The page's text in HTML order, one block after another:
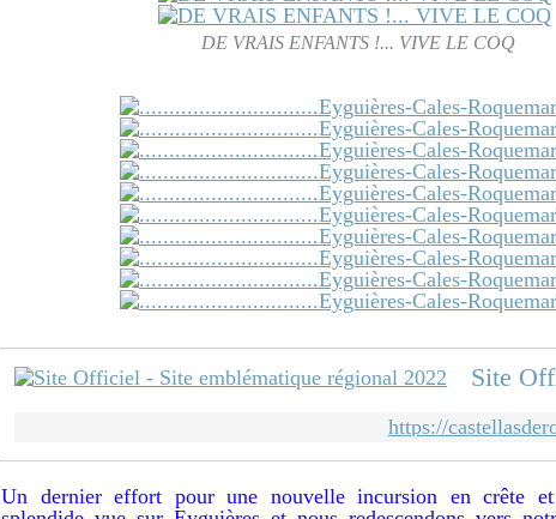
DE VRAIS ENFANTS !... VIVE LE COQ
https://
Un dernier effort pour une nouvelle incursion en crête et